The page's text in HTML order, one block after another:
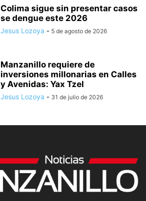
Colima sigue sin presentar casos
se dengue este 2026
Jesus Lozoya - 5 de agosto de 2026
Manzanillo requiere de
inversiones millonarias en Calles
y Avenidas: Yax Tzel
Jesus Lozoya - 31 de julio de 2026